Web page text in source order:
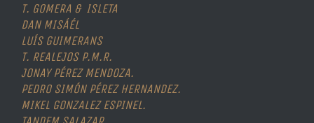
T. GOMERA & ISLETA
DAN MISÁÉL
LUÍS GUIMERANS
T. REALEJOS P.M.R.
JONAY PÉREZ MENDOZA.
PEDRO SIMÓN PÉREZ HERNANDEZ.
MIKEL GONZALEZ ESPINEL.